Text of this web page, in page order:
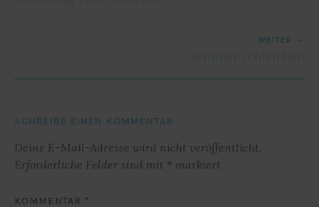
WEITER
SCHREIBE EINEN KOMMENTAR
Deine E-Mail-Adresse wird nicht veröffentlicht.
Erforderliche Felder sind mit * markiert
KOMMENTAR *